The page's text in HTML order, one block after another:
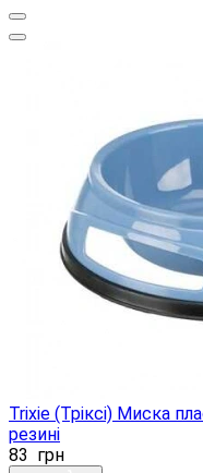
Trixie (Тріксі) Миска
резині
83 грн